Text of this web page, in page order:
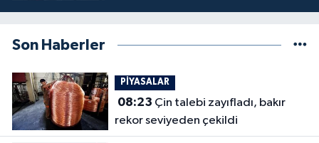
Son Haberler
PİYASALAR
08:23
rekor seviyeden çekildi